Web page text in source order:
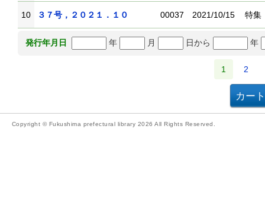
10 ３７号，２０２１．１０ 00037 2021/10/15 特集
発行年月日 年 月 日から 年
1 2
Copyright © Fukushima prefectural library 2026 All Rights Reserved.